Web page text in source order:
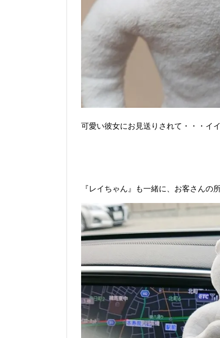
可愛い彼女にお見送りされて・・・イ
『レイちゃん』も一緒に、お客さんの